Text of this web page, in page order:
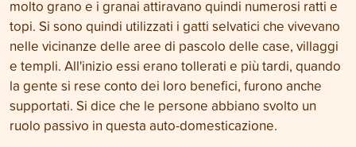
molto grano e i granai attiravano quindi numerosi ratti e
topi. Si sono quindi utilizzati i gatti selvatici che vivevano
nelle vicinanze delle aree di pascolo delle case, villaggi
e templi. All'inizio essi erano tollerati e più tardi, quando
la gente si rese conto dei loro benefici, furono anche
supportati. Si dice che le persone abbiano svolto un
ruolo passivo in questa auto-domesticazione.